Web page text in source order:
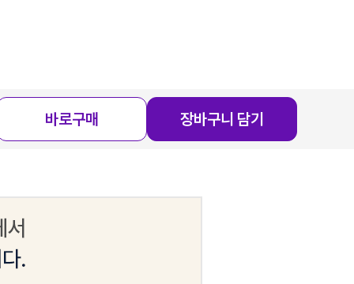
바로구매 장바구니 담기